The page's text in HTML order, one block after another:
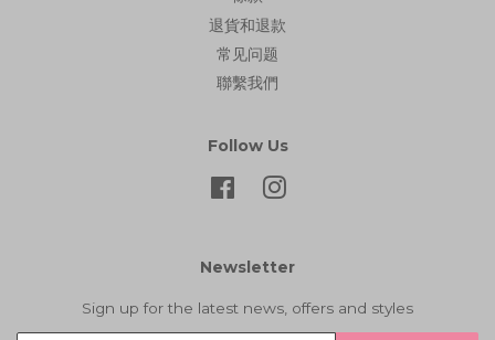
退貨和退款
常见问题
聯繫我們
Follow Us
FacebookInstagram
Newsletter
Sign up for the latest news, offers and styles